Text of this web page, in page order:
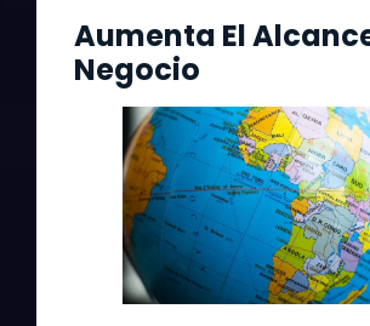
Aumenta El
Negocio